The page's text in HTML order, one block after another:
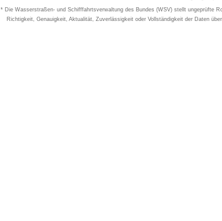
* Die Wasserstraßen- und Schifffahrtsverwaltung des Bundes (WSV) stellt ungeprüfte
Richtigkeit, Genauigkeit, Aktualität, Zuverlässigkeit oder Vollständigkeit der Daten